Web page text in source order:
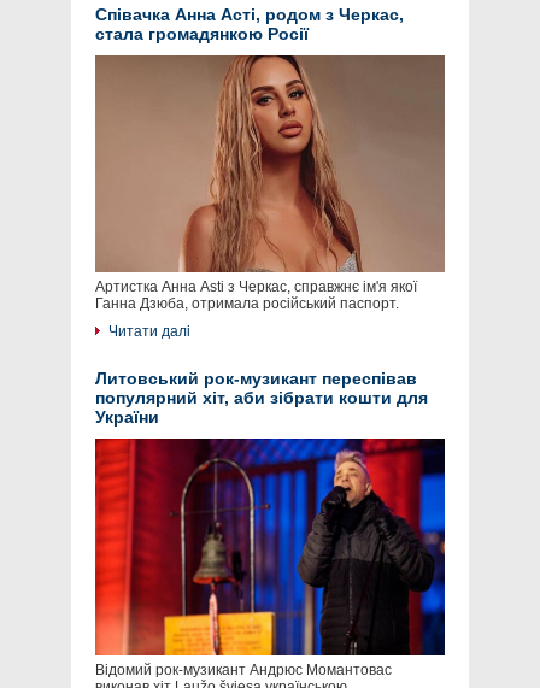
Співачка Анна Асті, родом з Черкас,
стала громадянкою Росії
Артистка Анна Asti з Черкас, справжнє ім'я якої
Ганна Дзюба, отримала російський паспорт.
Читати далі
Литовський рок-музикант переспівав
популярний хіт, аби зібрати кошти для
України
Відомий рок-музикант Андрюс Момантовас